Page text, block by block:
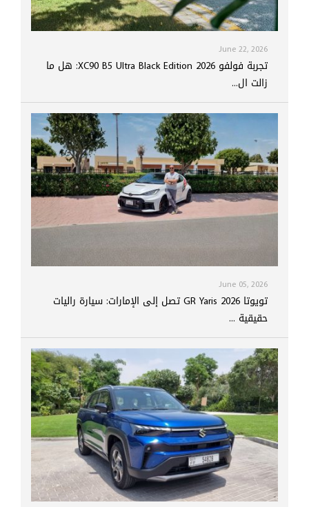
June 22, 2026
تجربة فولفو XC90 B5 Ultra Black Edition 2026: هل ما
زالت ال...
June 05, 2026
تويوتا GR Yaris 2026 تصل إلى الإمارات: سيارة راليات
حقيقية ...